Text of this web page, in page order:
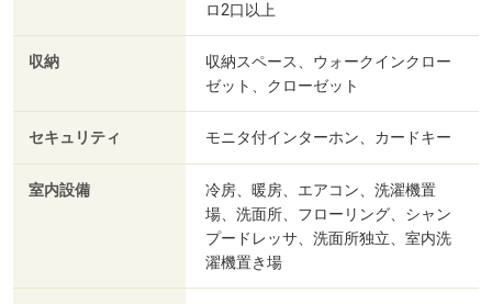
ロ2口以上
収納
収納スペース、ウォークインクロー
ゼット、クローゼット
セキュリティ モニタ付インターホン、カードキー
室内設備
冷房、暖房、エアコン、洗濯機置
場、洗面所、フローリング、シャン
プードレッサ、洗面所独立、室内洗
濯機置き場